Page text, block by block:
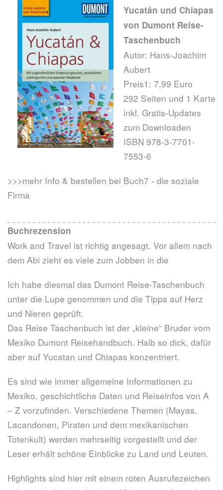
Yucatán und Chiapas
von Dumont Reise-
Taschenbuch
Autor: Hans-Joachim
Aubert
Preis1: 7,99 Euro
292 Seiten und 1 Karte
inkl. Gratis-Updates
zum Downloaden
ISBN 978-3-7701-
7553-6
>>>mehr Info & bestellen bei Buch7 - die soziale
Firma
Buchrezension
Work and Travel ist richtig angesagt. Vor allem nach
dem Abi zieht es viele zum Jobben in die
Ich habe diesmal das Dumont Reise-Taschenbuch
unter die Lupe genommen und die Tipps auf Herz
und Nieren geprüft.
Das Reise Taschenbuch ist der „kleine“ Bruder vom
Mexiko Dumont Reisehandbuch. Halb so dick, dafür
aber auf Yucatan und Chiapas konzentriert.
Es sind wie immer allgemeine Informationen zu
Mexiko, geschichtliche Daten und Reiseinfos von A
– Z vorzufinden. Verschiedene Themen (Mayas,
Lacandonen, Piraten und dem mexikanischen
Totenkult) werden mehrseitig vorgestellt und der
Leser erhält schöne Einblicke zu Land und Leuten.
Highlights sind hier mit einem roten Ausrufezeichen